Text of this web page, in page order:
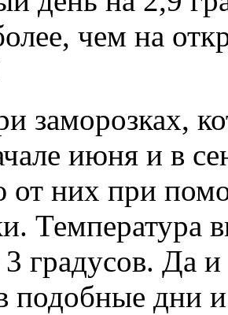
чем на
заморозках,
июня и в
них при
Температура
градусов. Да
подобные дни и